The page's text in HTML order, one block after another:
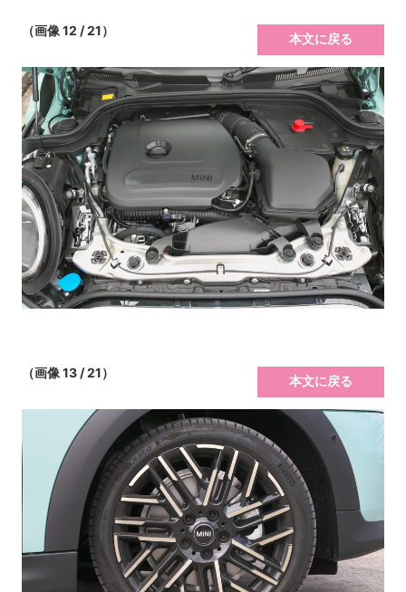
（画像 12 / 21）
本文に戻る
（画像 13 / 21）
本文に戻る